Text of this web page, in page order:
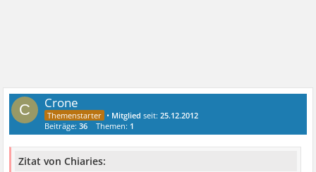
C Crone
• Mitglied seit:25.12.2012
Beiträge:36 Themen: 1
Zitat von Chiaries: